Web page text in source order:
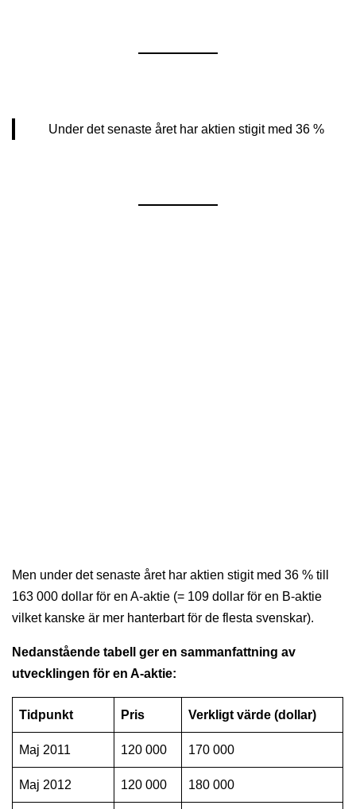
Under det senaste året har aktien stigit med 36 %
Men under det senaste året har aktien stigit med 36 % till
163 000 dollar för en A-aktie (= 109 dollar för en B-aktie
vilket kanske är mer hanterbart för de flesta svenskar).
Nedanstående tabell ger en sammanfattning av
utvecklingen för en A-aktie:
Tidpunkt Pris Verkligt värde (dollar)
Maj 2011 120 000 170 000
Maj 2012 120 000 180 000